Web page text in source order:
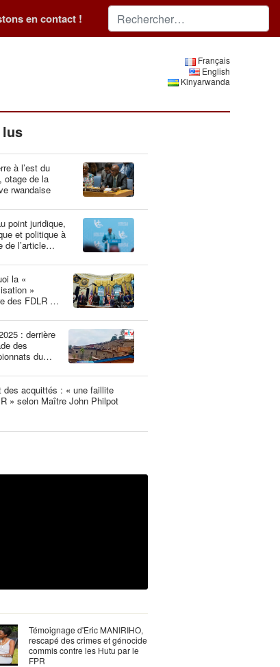
en contact !
Français
English
Kinyarwanda
à l’est du
otage de la
rwandaise
point juridique,
et politique à
de l’article
gardien du
génétique”
la «
»
des FDLR est
: derrière
des
du
de l’histoire
des acquittés : « une faillite
» selon Maître John Philpot
Témoignage d'Eric MANIRIHO,
rescapé des crimes et génocide
commis contre les Hutu par le
FPR